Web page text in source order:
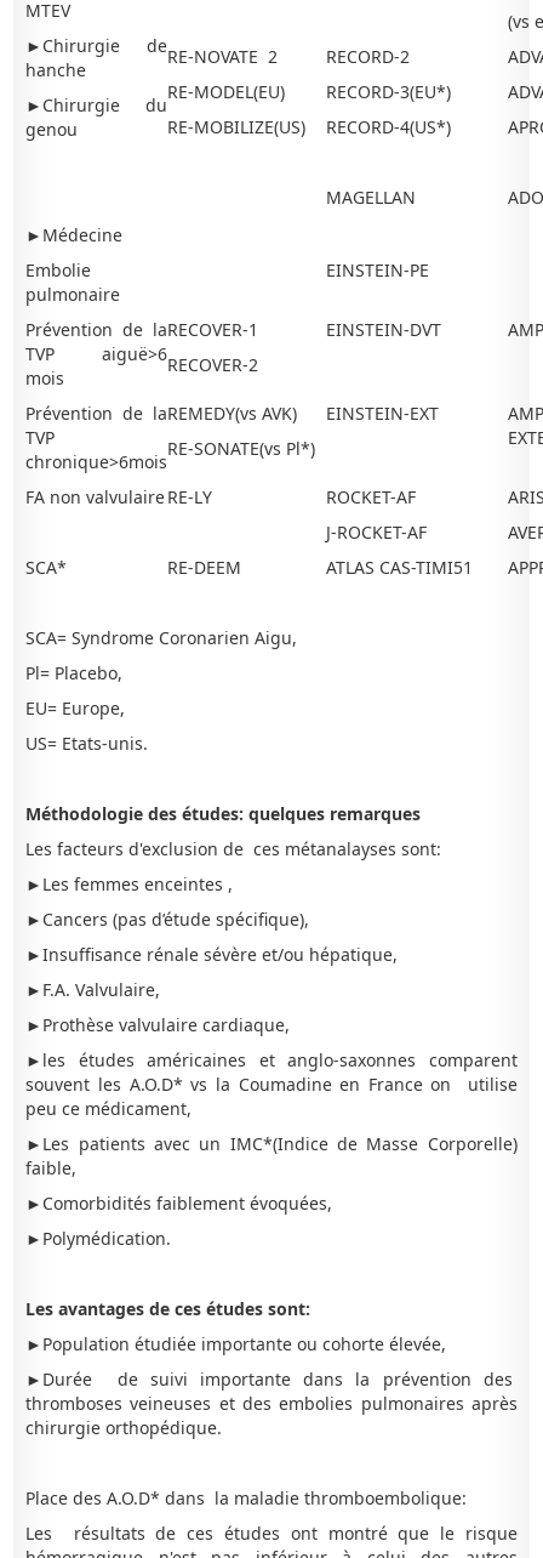
MTEV
►Chirurgie de
hanche
►Chirurgie du
genou
►Médecine
RE-NOVATE 2
RE-MODEL(EU)
RE-MOBILIZE(US)
RECORD-2
RECORD-3(EU*)
RECORD-4(US*)
MAGELLAN
(vs
Embolie
pulmonaire
EINSTEIN-PE
Prévention de la
TVP aiguë>6
mois
RECOVER-1
RECOVER-2
EINSTEIN-DVT
Prévention de la
TVP
chronique>6mois
REMEDY(vs AVK)
RE-SONATE(vs Pl*)
EINSTEIN-EXT
FA non valvulaireRE-LY
ROCKET-AF
J-ROCKET-AF
SCA*
RE-DEEM ATLAS CAS-TIMI51
SCA= Syndrome Coronarien Aigu,
Pl= Placebo,
EU= Europe,
US= Etats-unis.
Méthodologie des études: quelques remarques
Les facteurs d'exclusion de ces métanalayses sont:
►Les femmes enceintes ,
►Cancers (pas d’étude spécifique),
►Insuffisance rénale sévère et/ou hépatique,
►F.A. Valvulaire,
►Prothèse valvulaire cardiaque,
►les études américaines et anglo-saxonnes comparent
souvent les A.O.D* vs la Coumadine en France on utilise
peu ce médicament,
►Les patients avec un IMC*(Indice de Masse Corporelle)
faible,
►Comorbidités faiblement évoquées,
►Polymédication.
Les avantages de ces études sont:
►Population étudiée importante ou cohorte élevée,
►Durée de suivi importante dans la prévention des
thromboses veineuses et des embolies pulmonaires après
chirurgie orthopédique.
Place des A.O.D* dans la maladie thromboembolique:
Les résultats de ces études ont montré que le risque